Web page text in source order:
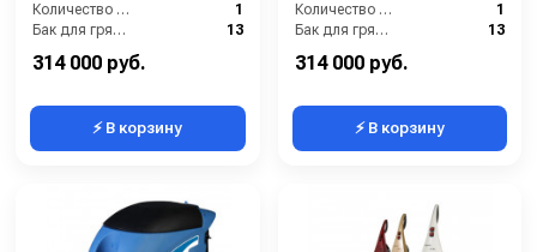
Количество щеток (шт):
1
Бак для грязной воды (л):
13
314 000 руб.
⚡ В корзину
Количество щеток (шт):
1
Бак для грязной воды (л):
13
314 000 руб.
⚡ В корзину